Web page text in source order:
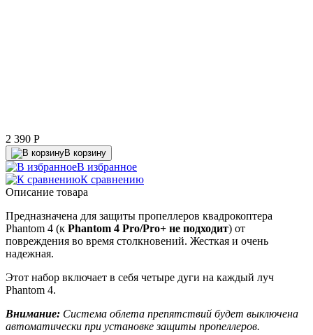
2 390 P
В корзину
В избранное
К сравнению
Описание товара
Предназначена для защиты пропеллеров квадрокоптера
Phantom 4 (к Phantom 4 Pro/Pro+ не подходит) от
повреждения во время столкновений. Жесткая и очень
надежная.
Этот набор включает в себя четыре дуги на каждый луч
Phantom 4.
Внимание: Система облета препятствий будет выключена
автоматически при установке защиты пропеллеров.